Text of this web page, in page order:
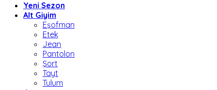
Yeni Sezon
Alt Giyim
Eşofman
Etek
Jean
Pantolon
Şort
Tayt
Tulum